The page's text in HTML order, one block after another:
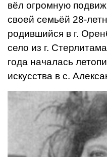
вёл огромную
своей семьёй 28-
родившийся в г.
село из г.
года началась
искусства в с.